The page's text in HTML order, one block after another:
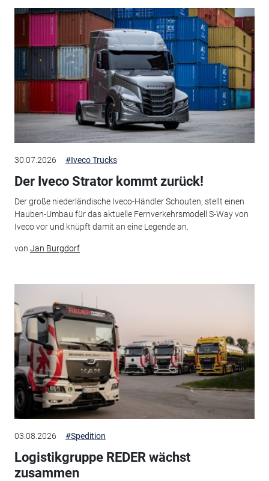
30.07.2026 #Iveco Trucks
Der Iveco Strator kommt zurück!
Der große niederländische Iveco-Händler Schouten, stellt einen
Hauben-Umbau für das aktuelle Fernverkehrsmodell S-Way von
Iveco vor und knüpft damit an eine Legende an.
von Jan Burgdorf
03.08.2026 #Spedition
Logistikgruppe REDER wächst
zusammen